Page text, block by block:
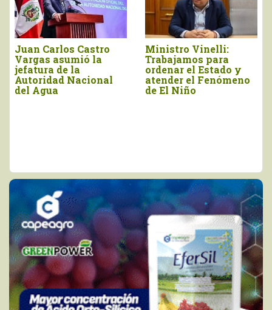
Castro
la
la
Nacional
Ministro Vinelli:
Trabajamos para
ordenar el Estado y
atender el Fenómeno
Gobierno
procesos
a créditos